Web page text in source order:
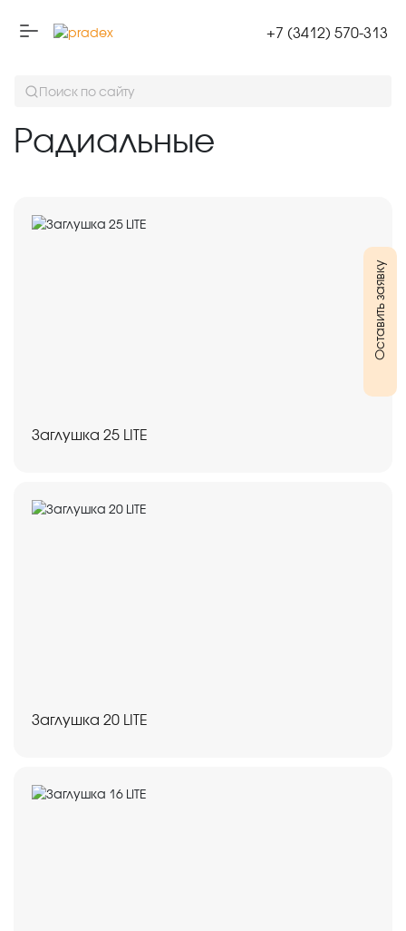
Поиск по сайту
+7 (3412) 570-313
Радиальные
Заглушка 25 LITE
Заглушка 20 LITE
Оставить заявку